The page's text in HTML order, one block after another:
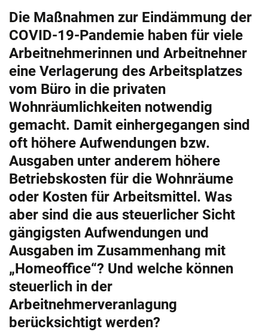
Die Maßnahmen zur Eindämmung der
COVID-19-Pandemie haben für viele
Arbeitnehmerinnen und Arbeitnehner
eine Verlagerung des Arbeitsplatzes
vom Büro in die privaten
Wohnräumlichkeiten notwendig
gemacht. Damit einhergegangen sind
oft höhere Aufwendungen bzw.
Ausgaben unter anderem höhere
Betriebskosten für die Wohnräume
oder Kosten für Arbeitsmittel. Was
aber sind die aus steuerlicher Sicht
gängigsten Aufwendungen und
Ausgaben im Zusammenhang mit
„Homeoffice“? Und welche können
steuerlich in der
Arbeitnehmerveranlagung
berücksichtigt werden?